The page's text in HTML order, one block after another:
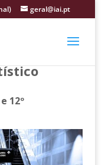
geral@iai.pt
12º